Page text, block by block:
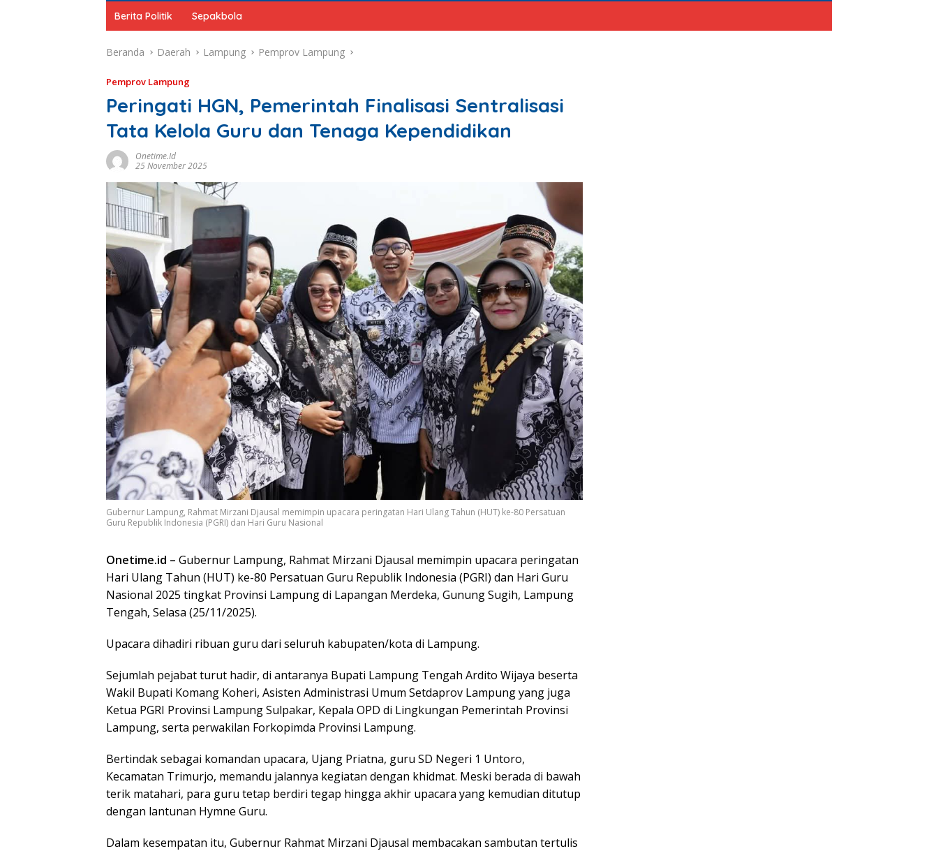
Berita Politik Sepakbola
Beranda Daerah Lampung Pemprov Lampung
Pemprov Lampung
Peringati HGN, Pemerintah Finalisasi Sentralisasi
Tata Kelola Guru dan Tenaga Kependidikan
Onetime.id
25 November 2025
Gubernur Lampung, Rahmat Mirzani Djausal memimpin upacara peringatan Hari Ulang Tahun (HUT) ke-80 Persatuan
Guru Republik Indonesia (PGRI) dan Hari Guru Nasional
Onetime.id – Gubernur Lampung, Rahmat Mirzani Djausal memimpin upacara peringatan
Hari Ulang Tahun (HUT) ke-80 Persatuan Guru Republik Indonesia (PGRI) dan Hari Guru
Nasional 2025 tingkat Provinsi Lampung di Lapangan Merdeka, Gunung Sugih, Lampung
Tengah, Selasa (25/11/2025).
Upacara dihadiri ribuan guru dari seluruh kabupaten/kota di Lampung.
Sejumlah pejabat turut hadir, di antaranya Bupati Lampung Tengah Ardito Wijaya beserta
Wakil Bupati Komang Koheri, Asisten Administrasi Umum Setdaprov Lampung yang juga
Ketua PGRI Provinsi Lampung Sulpakar, Kepala OPD di Lingkungan Pemerintah Provinsi
Lampung, serta perwakilan Forkopimda Provinsi Lampung.
Bertindak sebagai komandan upacara, Ujang Priatna, guru SD Negeri 1 Untoro,
Kecamatan Trimurjo, memandu jalannya kegiatan dengan khidmat. Meski berada di bawah
terik matahari, para guru tetap berdiri tegap hingga akhir upacara yang kemudian ditutup
dengan lantunan Hymne Guru.
Dalam kesempatan itu, Gubernur Rahmat Mirzani Djausal membacakan sambutan tertulis